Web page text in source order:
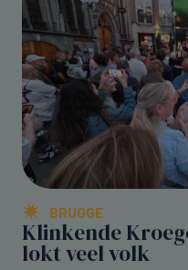
BRUGGE
Klinkende
lokt veel volk